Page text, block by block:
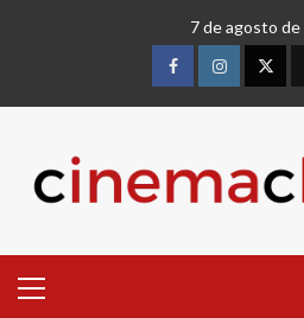
7 de agosto